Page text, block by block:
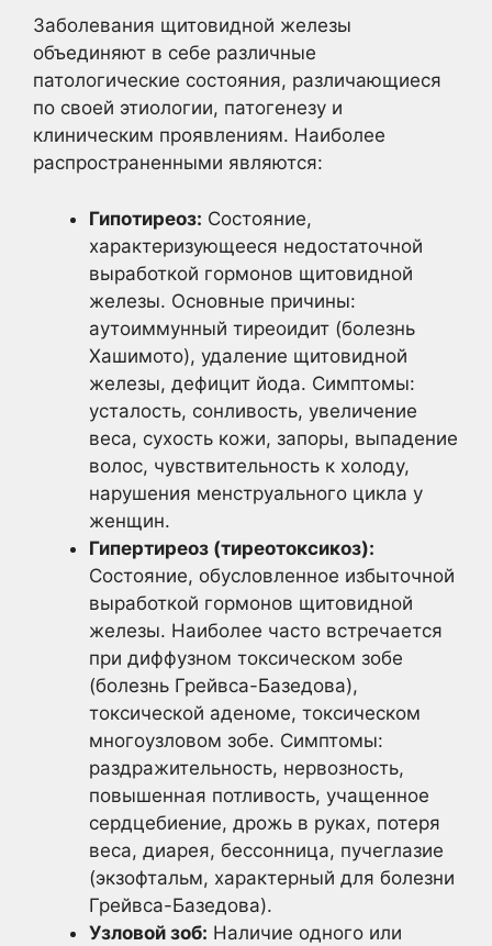
Заболевания щитовидной железы
объединяют в себе различные
патологические состояния, различающиеся
по своей этиологии, патогенезу и
клиническим проявлениям. Наиболее
распространенными являются:
Гипотиреоз: Состояние,
характеризующееся недостаточной
выработкой гормонов щитовидной
железы. Основные причины:
аутоиммунный тиреоидит (болезнь
Хашимото), удаление щитовидной
железы, дефицит йода. Симптомы:
усталость, сонливость, увеличение
веса, сухость кожи, запоры, выпадение
волос, чувствительность к холоду,
нарушения менструального цикла у
женщин.
Гипертиреоз (тиреотоксикоз):
Состояние, обусловленное избыточной
выработкой гормонов щитовидной
железы. Наиболее часто встречается
при диффузном токсическом зобе
(болезнь Грейвса-Базедова),
токсической аденоме, токсическом
многоузловом зобе. Симптомы:
раздражительность, нервозность,
повышенная потливость, учащенное
сердцебиение, дрожь в руках, потеря
веса, диарея, бессонница, пучеглазие
(экзофтальм, характерный для болезни
Грейвса-Базедова).
Узловой зоб: Наличие одного или